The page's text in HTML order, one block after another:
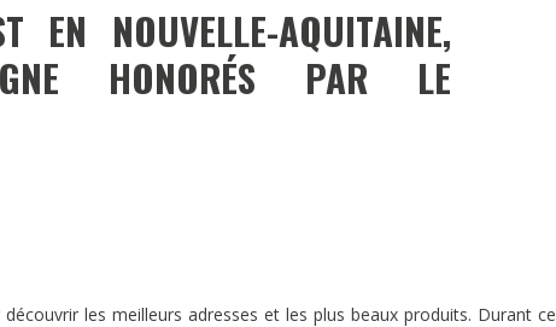
EN NOUVELLE-AQUITAINE,
HONORÉS PAR LE
les meilleurs adresses et les plus beaux produits. Durant ce